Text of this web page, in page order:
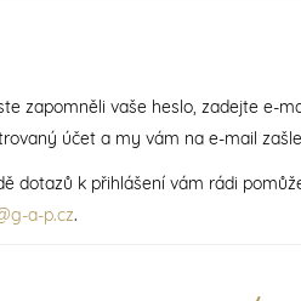
zapomněli vaše heslo, zadejte e-
účet a my vám na e-mail
dotazů k přihlášení vám rádi
a-p.cz.